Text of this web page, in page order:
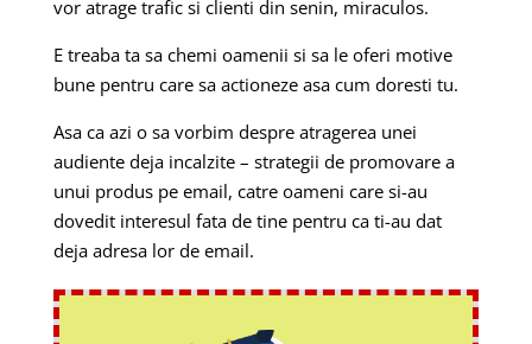
vor atrage trafic si clienti din senin, miraculos.
E treaba ta sa chemi oamenii si sa le oferi motive
bune pentru care sa actioneze asa cum doresti tu.
Asa ca azi o sa vorbim despre atragerea unei
audiente deja incalzite – strategii de promovare a
unui produs pe email, catre oameni care si-au
dovedit interesul fata de tine pentru ca ti-au dat
deja adresa lor de email.